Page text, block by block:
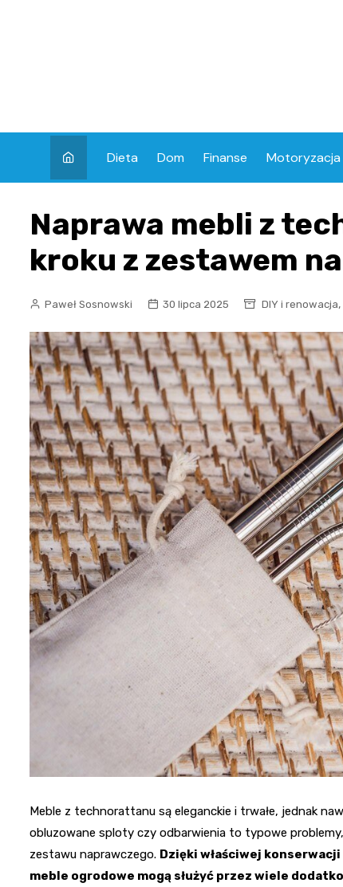
Dieta Dom Finanse Motoryzacja
Naprawa mebli z
kroku z zestawem
Paweł Sosnowski 30 lipca 2025 DIY i renowacja,
Meble z technorattanu są eleganckie i trwałe, jednak
obluzowane sploty czy odbarwienia to typowe
zestawu naprawczego. Dzięki właściwej
meble ogrodowe mogą służyć przez wiele